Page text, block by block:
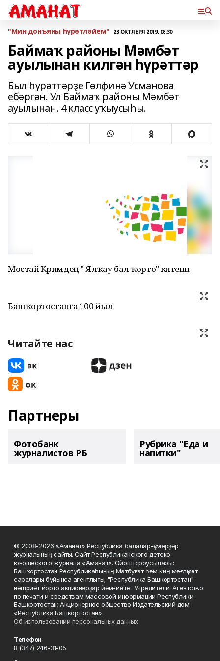
"Мин донъяны һүрәтләйем" 23 ОКТЯБРЯ 2019, 08:30
Баймаҡ районы Мәмбәт
ауылынан килгән һүрәттәр
Был һүрәттәрҙе Гөлфинә Усманова
ебәргән. Ул Баймаҡ районы Мәмбәт
ауылынан. 4 класс уҡыусыһы.
Мостай Кәримдең " Ялҡау бал ҡорто" әкиәтенән
Башҡортостанға 100 йыл
Читайте нас
Партнеры
Фотобанк
журналистов РБ
Рубрика "Еда и
напитки"
© 2008-2026 «Аманат» Республика балалар-үҫмерҙәр
журналының сайты. Сайт Республиканского детско-
юношеского журнала «Аманат». Ойоштороусылары:
Башҡортостан Республикаһының Матбуғат һәм киң мәғлүмәт
саралары буйынса агентлығы; "Республика Башкортостан"
нәшриәт йорто акционерҙар йәмғиәте.. Учредители: Агентство
по печати и средствам массовой информации Республики
Башкортостан; Акционерное общество Издательский дом
«Республика Башкортостан».
Об использовании персональных данных
Телефон
8 (347) 246-31-05